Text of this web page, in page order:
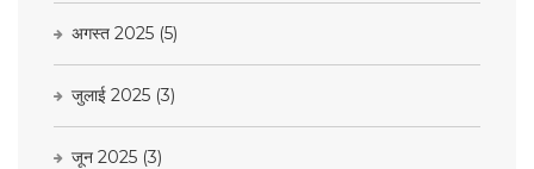
अगस्त 2025 (5)
जुलाई 2025 (3)
जून 2025 (3)